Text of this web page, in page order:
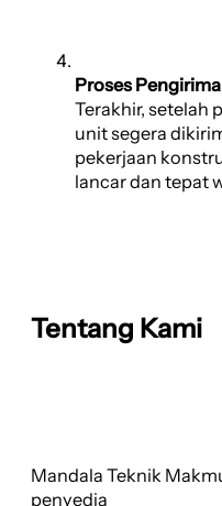
Proses
Terakhir, setelah
unit segera
pekerjaan
lancar dan tepat
Tentang Kami
Mandala Teknik
penyedia